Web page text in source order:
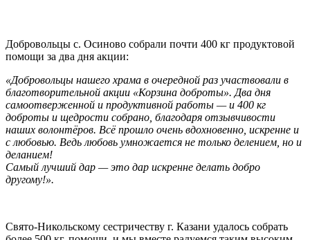
Добровольцы с. Осиново собрали почти 400 кг продуктовой
помощи за два дня акции:
«Добровольцы нашего храма в очередной раз участвовали в
благотворительной акции «Корзина доброты». Два дня
самоотверженной и продуктивной работы — и 400 кг
доброты и щедрости собрано, благодаря отзывчивости
наших волонтёров. Всё прошло очень вдохновенно, искренне и
с любовью. Ведь любовь умножается не только делением, но и
деланием!
Самый лучший дар — это дар искренне делать добро
другому!».
Свято-Никольскому сестричеству г. Казани удалось собрать